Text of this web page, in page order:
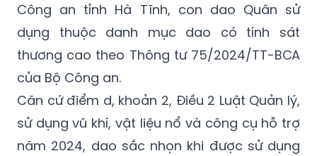
Công an tỉnh Hà Tĩnh, con dao Quân sử
dụng thuộc danh mục dao có tính sát
thương cao theo Thông tư 75/2024/TT-BCA
của Bộ Công an.
Căn cứ điểm d, khoản 2, Điều 2 Luật Quản lý,
sử dụng vũ khí, vật liệu nổ và công cụ hỗ trợ
năm 2024, dao sắc nhọn khi được sử dụng